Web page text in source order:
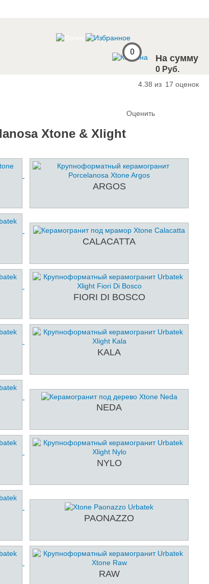
0
На сумму
0 Руб.
4.38 из 17 оценок
Оценить
Xtone & Xlight
ARGOS
CALACATTA
FIORI DI BOSCO
KALA
NEDA
NYLO
PAONAZZO
RAW